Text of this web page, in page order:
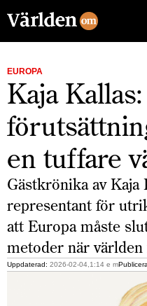
EUROPA
Kaja
en tuffare
Gästkrönika av Kaja
representant för
att Europa måste
metoder när världen
Uppdaterad: 2026-02-04,1:14 e m